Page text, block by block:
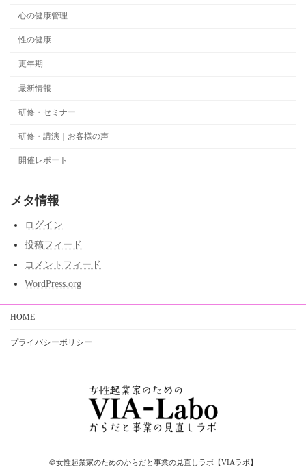
心の健康管理
性の健康
更年期
最新情報
研修・セミナー
研修・講演｜お客様の声
開催レポート
メタ情報
ログイン
投稿フィード
コメントフィード
WordPress.org
HOME
プライバシーポリシー
＠女性起業家のためのからだと事業の見直しラボ【VIAラボ】